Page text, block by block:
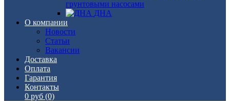
грунтовыми насосами
ДНА
О компании
Новости
Статьи
Вакансии
Доставка
Оплата
Гарантия
Контакты
0 руб (0)